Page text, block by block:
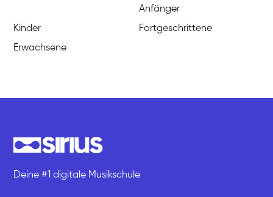
Anfänger
Kinder
Fortgeschrittene
Erwachsene
Deine #1 digitale Musikschule